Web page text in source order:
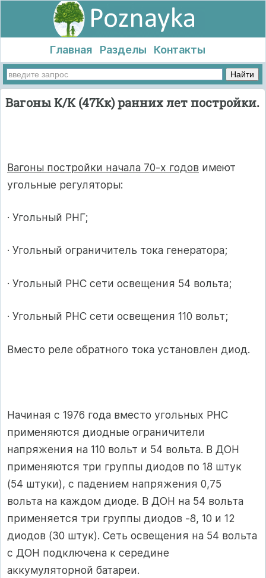
Главная Разделы Контакты
Вагоны К/К (47Кк) ранних лет постройки.
Вагоны постройки начала 70-х годов имеют
угольные регуляторы:
· Угольный РНГ;
· Угольный ограничитель тока генератора;
· Угольный РНС сети освещения 54 вольта;
· Угольный РНС сети освещения 110 вольт;
Вместо реле обратного тока установлен диод.
Начиная с 1976 года вместо угольных РНС
применяются диодные ограничители
напряжения на 110 вольт и 54 вольта. В ДОН
применяются три группы диодов по 18 штук
(54 штуки), с падением напряжения 0,75
вольта на каждом диоде. В ДОН на 54 вольта
применяется три группы диодов -8, 10 и 12
диодов (30 штук). Сеть освещения на 54 вольта
с ДОН подключена к середине
аккумуляторной батареи.